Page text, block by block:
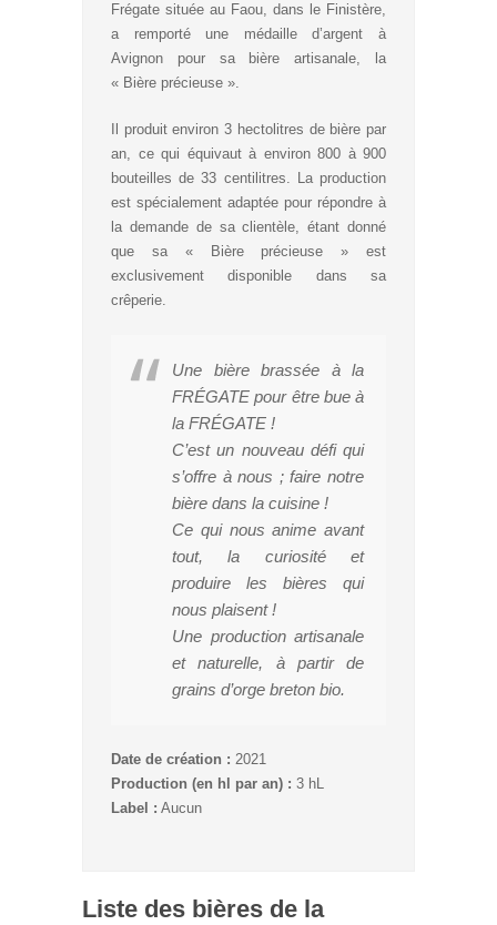
Frégate située au Faou, dans le Finistère,
a remporté une médaille d’argent à
Avignon pour sa bière artisanale, la
« Bière précieuse ».
Il produit environ 3 hectolitres de bière par
an, ce qui équivaut à environ 800 à 900
bouteilles de 33 centilitres. La production
est spécialement adaptée pour répondre à
la demande de sa clientèle, étant donné
que sa « Bière précieuse » est
exclusivement disponible dans sa
crêperie.
Une bière brassée à la
FRÉGATE pour être bue à
la FRÉGATE !
C’est un nouveau défi qui
s’offre à nous ; faire notre
bière dans la cuisine !
Ce qui nous anime avant
tout, la curiosité et
produire les bières qui
nous plaisent !
Une production artisanale
et naturelle, à partir de
grains d’orge breton bio.
Date de création : 2021
Production (en hl par an) : 3 hL
Label : Aucun
Liste des bières de la